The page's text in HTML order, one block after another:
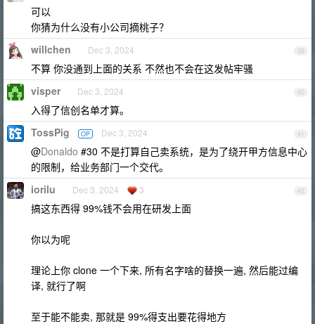
可以
你猜为什么没有小公司摘桃子？
39
willchen Dec 3, 2024
不算 你没通到上面的关系 不然也不会在这发帖牢骚
40
visper Dec 3, 2024
入得了信创名单才算。
41
TossPig OP Dec 3, 2024
@Donaldo #30 不是打算自己卖系统，是为了绕开甲方信息中心
的限制，给业务部门一个交代。
42
iorilu Dec 3, 2024 3
搞这东西得 99%钱不会用在研发上面
你以为呢
理论上你 clone 一个下来, 所有名字啥的替换一遍, 然后能过编
译, 就行了啊
至于能不能卖, 那就是 99%得支出要花得地方